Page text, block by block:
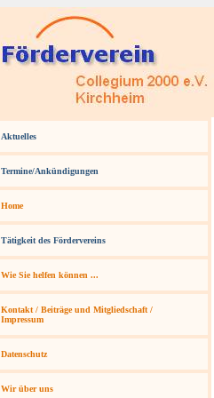
Aktuelles
Termine/Ankündigungen
Home
Tätigkeit des Fördervereins
Wie Sie helfen können ...
Kontakt / Beiträge und Mitgliedschaft /
Impressum
Datenschutz
Wir über uns